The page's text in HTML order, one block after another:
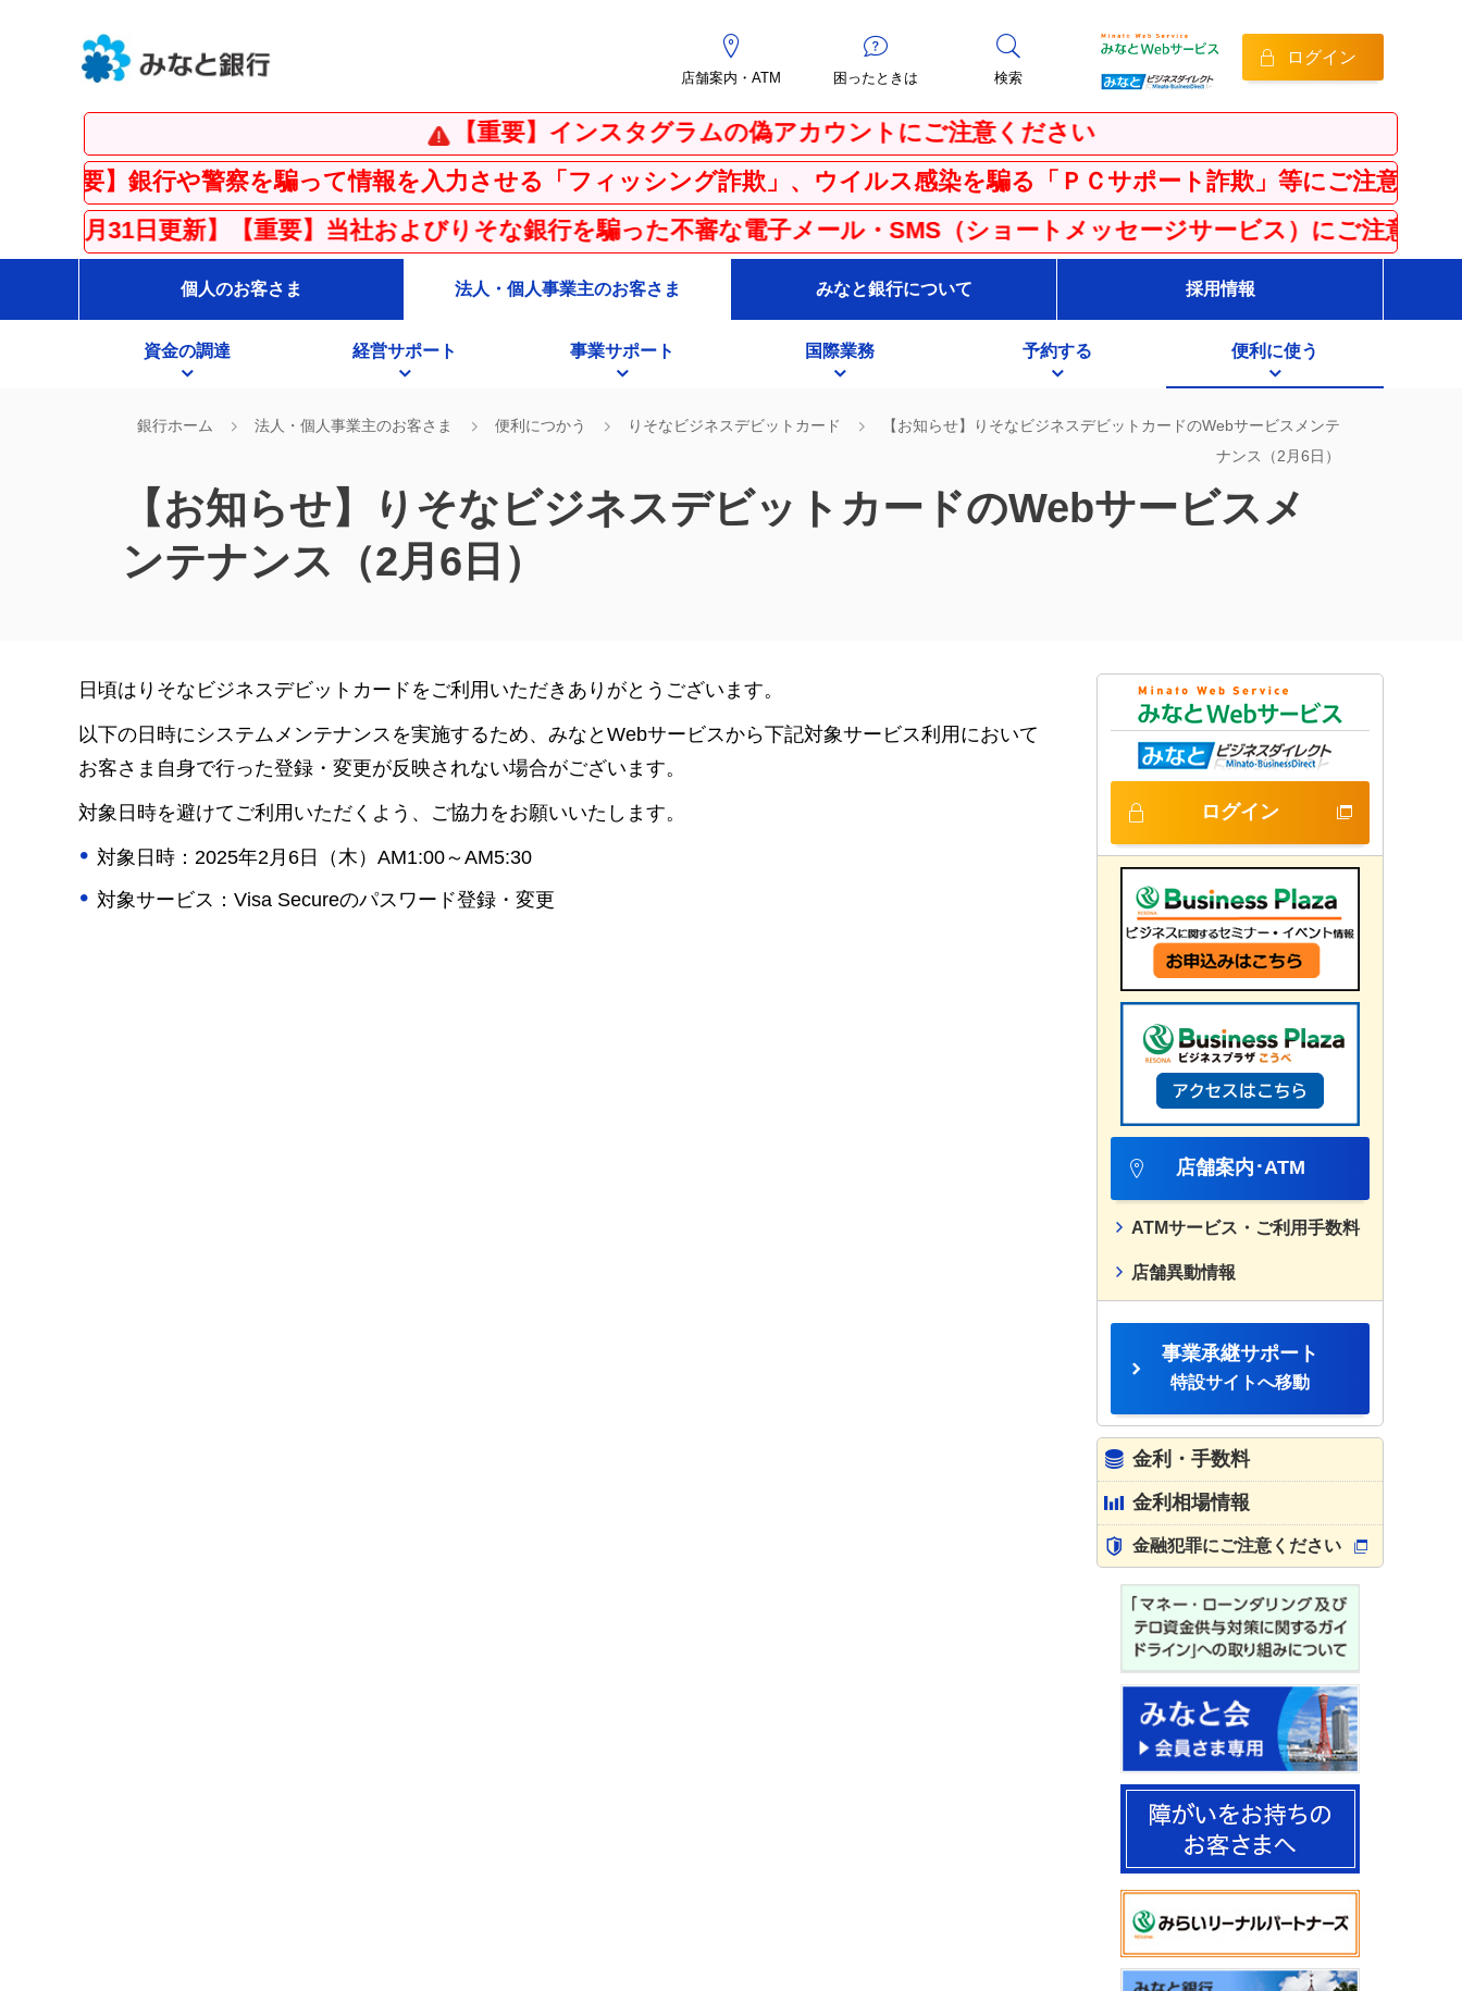
店舗案内・ATM 困ったときは 検索
ログイン
【重要】インスタグラムの偽アカウントにご注意ください
行や警察を騙って情報を入力させる「フィッシング詐欺」、ウイルス感染を騙る「ＰＣサポート詐欺」等にご注意ください！
日更新】【重要】当社およびりそな銀行を騙った不審な電子メール・SMS（ショートメッセージサービス）にご注意ください
個人のお客さま 法人・個人事業主のお客さま みなと銀行について 採用情報
資金の調達 経営サポート 事業サポート 国際業務 予約する 便利に使う
銀行ホーム 法人・個人事業主のお客さま 便利につかう りそなビジネスデビットカード
【お知らせ】りそなビジネスデビットカードのWebサービスメンテ
ナンス（2月6日）
【お知らせ】りそなビジネスデビットカードのWebサービスメ
ンテナンス（2月6日）
日頃はりそなビジネスデビットカードをご利用いただきありがとうございます。
以下の日時にシステムメンテナンスを実施するため、みなとWebサービスから下記対象サービス利用において
お客さま自身で行った登録・変更が反映されない場合がございます。
対象日時を避けてご利用いただくよう、ご協力をお願いいたします。
対象日時：2025年2月6日（木）AM1:00～AM5:30
対象サービス：Visa Secureのパスワード登録・変更
ログイン
店舗案内･ATM
ATMサービス・ご利用手数料
店舗異動情報
事業承継サポート
特設サイトへ移動
金利・手数料
金利相場情報
金融犯罪にご注意ください